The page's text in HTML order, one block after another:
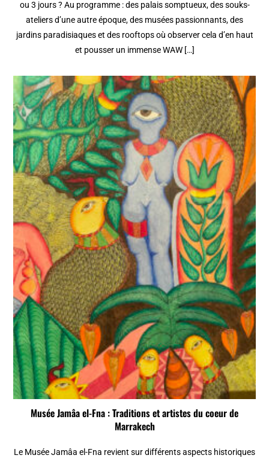
ou 3 jours ? Au programme : des palais somptueux, des souks-
ateliers d’une autre époque, des musées passionnants, des
jardins paradisiaques et des rooftops où observer cela d’en haut
et pousser un immense WAW […]
Musée Jamâa el-Fna : Traditions et artistes du coeur de
Marrakech
Le Musée Jamâa el-Fna revient sur différents aspects historiques